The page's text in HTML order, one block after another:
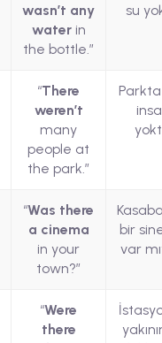
wasn’t any
waterin
the bottle.”
su
“There
weren’t
many
people at
the park.”
“Was there
a cinema
in your
town?”
bir
var
“Were
there